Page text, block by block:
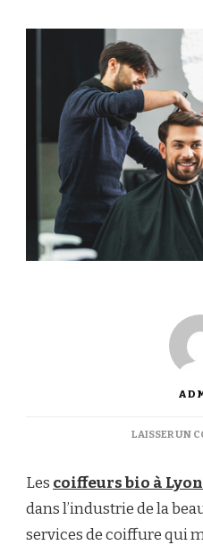
LAISSER UN
Les coiffeurs bio à Lyon
dans l’industrie de la
services de coiffure qui